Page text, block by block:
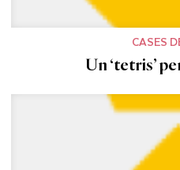
CASES
Un ‘tetris’